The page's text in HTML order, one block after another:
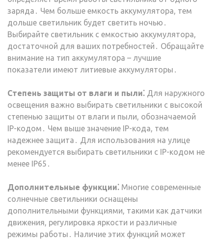
заряда․ Чем больше емкость аккумулятора, тем
дольше светильник будет светить ночью․
Выбирайте светильник с емкостью аккумулятора,
достаточной для ваших потребностей․ Обращайте
внимание на тип аккумулятора – лучшие
показатели имеют литиевые аккумуляторы․
Степень защиты от влаги и пыли⁚ Для наружного
освещения важно выбирать светильники с высокой
степенью защиты от влаги и пыли, обозначаемой
IP-кодом․ Чем выше значение IP-кода, тем
надежнее защита․ Для использования на улице
рекомендуется выбирать светильники с IP-кодом не
менее IP65․
Дополнительные функции⁚ Многие современные
солнечные светильники оснащены
дополнительными функциями, такими как датчики
движения, регулировка яркости и различные
режимы работы․ Наличие этих функций может